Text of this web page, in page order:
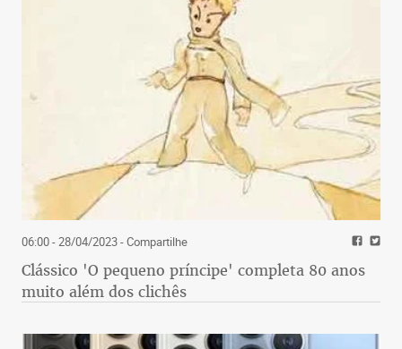
06:00 - 28/04/2023- Compartilhe
Clássico 'O pequeno príncipe' completa 80 anos
muito além dos clichês